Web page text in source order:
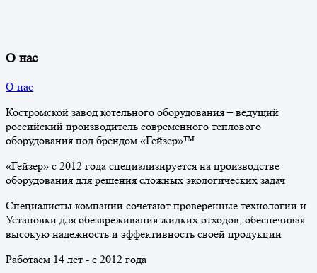
О нас
О нас
Костромской завод котельного оборудования – ведущий
российский производитель современного теплового
оборудования под брендом «Гейзер»™
«Гейзер» с 2012 года специализируется на производстве
оборудования для решения сложных экологических задач
Специалисты компании сочетают проверенные технологии и
Установки для обезвреживания жидких отходов, обеспечивая
высокую надежность и эффективность своей продукции
Работаем 14 лет - с 2012 года